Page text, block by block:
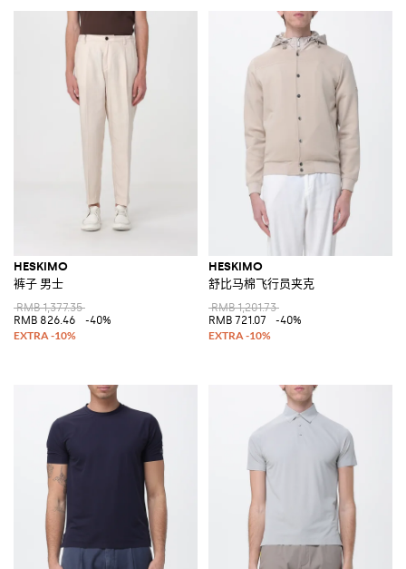
HESKIMO
裤子 男士
RMB 1,377.35
RMB 826.46
-40%
HESKIMO
舒比马棉飞行员夹克
RMB 1,201.73
RMB 721.07
-40%